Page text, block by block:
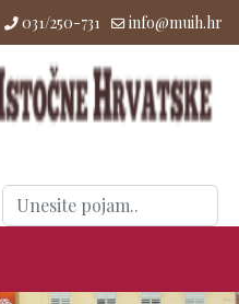
031/250-731 info@muih.hr
Traži
...